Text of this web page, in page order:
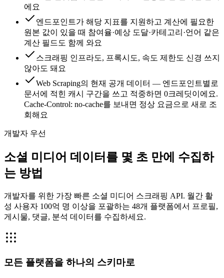
에요
엔드포인트가 해당 지표를 지원하고 계산에 필요한
원본 값이 있을 때 참여율·예상 도달·카테고리·언어 같은
계산 필드도 함께 와요
스크래핑 인프라도, 프록시도, 속도 제한도 신경 쓰지
않아도 돼요
Web Scraping의 현재 공개 데이터 — 엔드포인트별로
문서에 적힌 캐시 구간을 쓰고 적중하면 0크레딧이에요.
Cache-Control: no-cache를 보내면 정상 요금으로 새로 조
회해요
개발자 우선
소셜 미디어 데이터를 몇 초 만에 수집하
는 방법
개발자를 위한 가장 빠른 소셜 미디어 스크래핑 API. 월간 활
성 사용자 100억 명 이상을 포괄하는 48개 플랫폼에서 프로필,
게시물, 댓글, 분석 데이터를 수집하세요.
모든 플랫폼을 하나의 스키마로